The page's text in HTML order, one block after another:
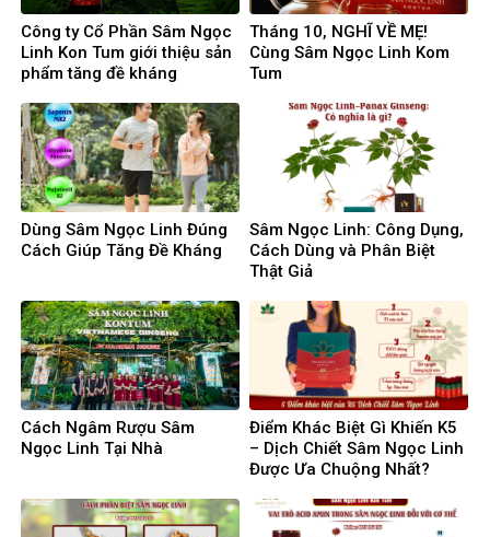
Công ty Cổ Phần Sâm Ngọc
Linh Kon Tum giới thiệu sản
phẩm tăng đề kháng
Tháng 10, NGHĨ VỀ MẸ!
Cùng Sâm Ngọc Linh Kom
Tum
Dùng Sâm Ngọc Linh Đúng
Cách Giúp Tăng Đề Kháng
Sâm Ngọc Linh: Công Dụng,
Cách Dùng và Phân Biệt
Thật Giả
Cách Ngâm Rượu Sâm
Ngọc Linh Tại Nhà
Điểm Khác Biệt Gì Khiến K5
– Dịch Chiết Sâm Ngọc Linh
Được Ưa Chuộng Nhất?